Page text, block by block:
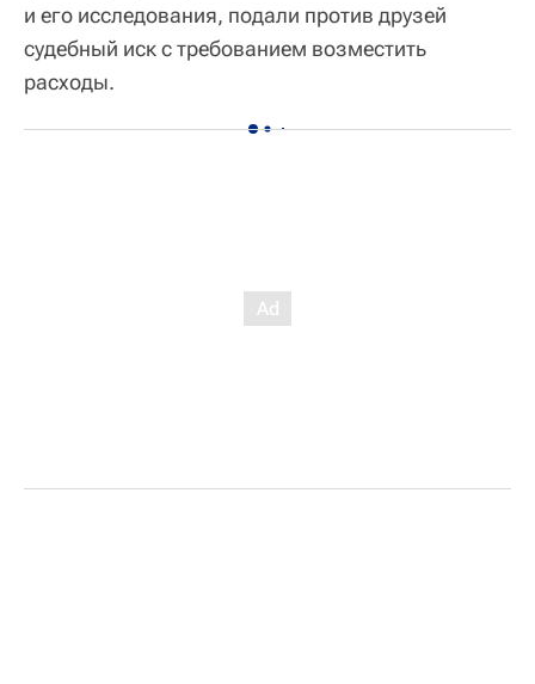
и его исследования, подали против друзей
судебный иск с требованием возместить
расходы.